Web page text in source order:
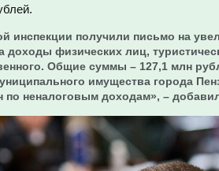
инспекции получили письмо на
доходы физических лиц,
Общие суммы – 127,1 млн
имущества города
по неналоговым доходам», –